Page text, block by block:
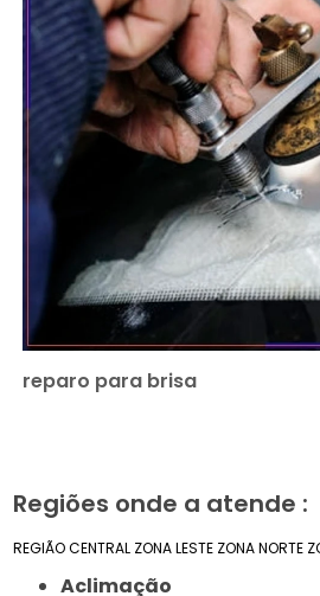
reparo para brisa
Regiões onde a atende :
REGIÃO CENTRAL ZONA LESTE ZONA NORTE
Aclimação